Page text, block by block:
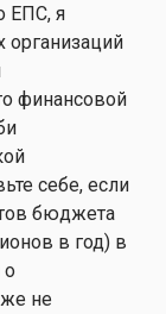
ЕПС, я
организаций
финансовой
себе, если
бюджета
в год) в
о
не